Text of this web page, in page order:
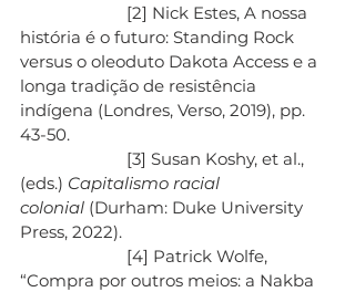
[2] Nick Estes, A nossa
história é o futuro: Standing Rock
versus o oleoduto Dakota Access e a
longa tradição de resistência
indígena (Londres, Verso, 2019), pp.
43-50.
[3] Susan Koshy, et al.,
(eds.) Capitalismo racial
colonial (Durham: Duke University
Press, 2022).
[4] Patrick Wolfe,
“Compra por outros meios: a Nakba